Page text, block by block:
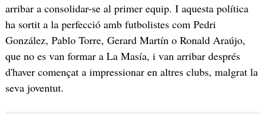
arribar a consolidar-se al primer equip. I aquesta política
ha sortit a la perfecció amb futbolistes com Pedri
González, Pablo Torre, Gerard Martín o Ronald Araújo,
que no es van formar a La Masía, i van arribar després
d'haver començat a impressionar en altres clubs, malgrat la
seva joventut.